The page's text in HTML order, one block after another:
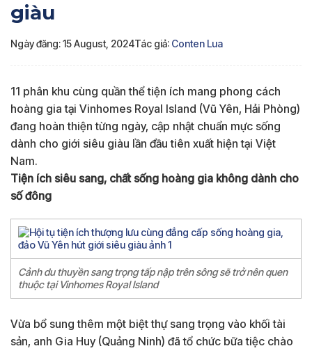
giàu
Ngày đăng: 15 August, 2024Tác giả: Conten Lua
11 phân khu cùng quần thể tiện ích mang phong cách
hoàng gia tại Vinhomes Royal Island (Vũ Yên, Hải Phòng)
đang hoàn thiện từng ngày, cập nhật chuẩn mực sống
dành cho giới siêu giàu lần đầu tiên xuất hiện tại Việt
Nam.
Tiện ích siêu sang, chất sống hoàng gia không dành cho
số đông
Cảnh du thuyền sang trọng tấp nập trên sông sẽ trở nên quen
thuộc tại Vinhomes Royal Island
Vừa bổ sung thêm một biệt thự sang trọng vào khối tài
sản, anh Gia Huy (Quảng Ninh) đã tổ chức bữa tiệc chào